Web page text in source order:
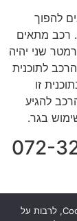
להפוך
רכב מתאים
רכב אשר יוצר קודם ל שנת 1992. פרמטר שני יהיה
לתוכנית
זו
להגיע
בגר.
– חייג עכשיו: 072-326-
באתר זה נעשה שימוש בטכנולוגיות איסוף מידע כגון Cookies, לרבות על